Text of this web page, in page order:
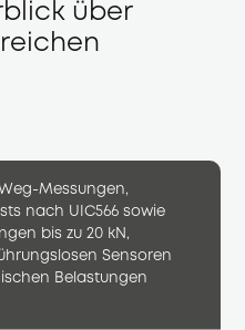
über
Messungen,
nach UIC566 sowie
bis zu 20 kN,
Sensoren
Belastungen